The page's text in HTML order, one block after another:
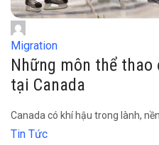
Migration
Những môn thể
tại Canada
Canada có khí hậu trong lành,
Tin Tức